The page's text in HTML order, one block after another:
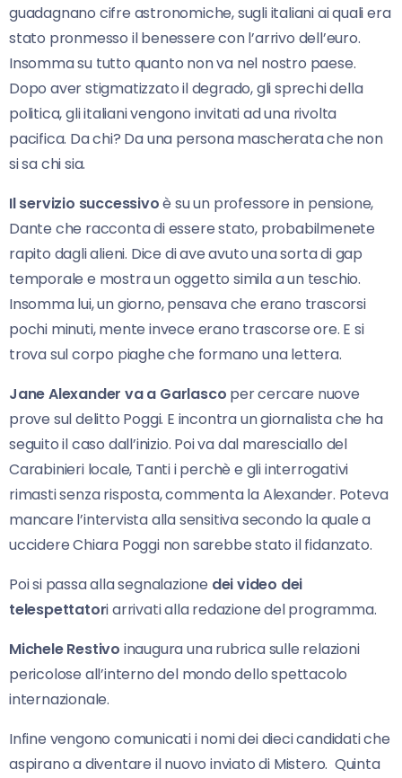
guadagnano cifre astronomiche, sugli italiani ai quali era
stato pronmesso il benessere con l’arrivo dell’euro.
Insomma su tutto quanto non va nel nostro paese.
Dopo aver stigmatizzato il degrado, gli sprechi della
politica, gli italiani vengono invitati ad una rivolta
pacifica. Da chi? Da una persona mascherata che non
si sa chi sia.
Il servizio successivoè su un professore in pensione,
Dante che racconta di essere stato, probabilmenete
rapito dagli alieni. Dice di ave avuto una sorta di gap
temporale e mostra un oggetto simila a un teschio.
Insomma lui, un giorno, pensava che erano trascorsi
pochi minuti, mente invece erano trascorse ore. E si
trova sul corpo piaghe che formano una lettera.
Jane Alexander va a Garlasco per cercare nuove
prove sul delitto Poggi. E incontra un giornalista che ha
seguito il caso dall’inizio. Poi va dal maresciallo del
Carabinieri locale, Tanti i perchè e gli interrogativi
rimasti senza risposta, commenta la Alexander. Poteva
mancare l’intervista alla sensitiva secondo la quale a
uccidere Chiara Poggi non sarebbe stato il fidanzato.
Poi si passa alla segnalazione dei video dei
telespettatori arrivati alla redazione del programma.
Michele Restivo inaugura una rubrica sulle relazioni
pericolose all’interno del mondo dello spettacolo
internazionale.
Infine vengono comunicati i nomi dei dieci candidati che
aspirano a diventare il nuovo inviato di Mistero. Quinta